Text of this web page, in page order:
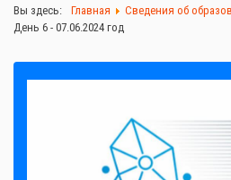
Вы здесь: Главная
Сведения об
День 6 - 07.06.2024 год